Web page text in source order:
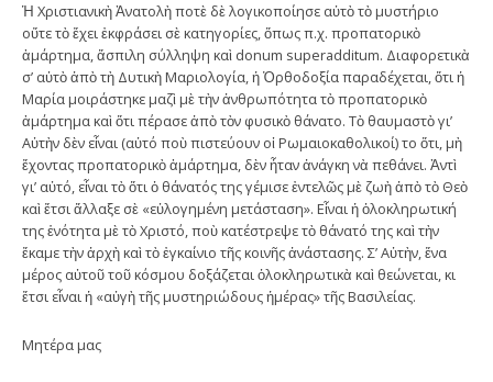
Ἡ Χριστιανικὴ Ἀνατολὴ ποτὲ δὲ λογικοποίησε αὐτὸ τὸ μυστήριο
οὔτε τὸ ἔχει ἐκφράσει σὲ κατηγορίες, ὅπως π.χ. προπατορικὸ
ἁμάρτημα, ἄσπιλη σύλληψη καὶ donum superadditum. Διαφορετικὰ
σ’ αὐτὸ ἀπὸ τὴ Δυτικὴ Μαριολογία, ἡ Ὀρθοδοξία παραδέχεται, ὅτι ἡ
Μαρία μοιράστηκε μαζὶ μὲ τὴν ἀνθρωπότητα τὸ προπατορικὸ
ἁμάρτημα καὶ ὅτι πέρασε ἀπὸ τὸν φυσικὸ θάνατο. Τὸ θαυμαστὸ γι’
Αὐτὴν δὲν εἶναι (αὐτό ποὺ πιστεύουν οἱ Ρωμαιοκαθολικοί) το ὅτι, μὴ
ἔχοντας προπατορικὸ ἁμάρτημα, δὲν ἦταν ἀνάγκη νὰ πεθάνει. Ἀντὶ
γι’ αὐτό, εἶναι τὸ ὅτι ὁ θάνατός της γέμισε ἐντελῶς μὲ ζωὴ ἀπὸ τὸ Θεὸ
καὶ ἔτσι ἄλλαξε σὲ «εὐλογημένη μετάσταση». Εἶναι ἡ ὁλοκληρωτική
της ἑνότητα μὲ τὸ Χριστό, ποὺ κατέστρεψε τὸ θάνατό της καὶ τὴν
ἔκαμε τὴν ἀρχὴ καὶ τὸ ἐγκαίνιο τῆς κοινῆς ἀνάστασης. Σ’ Αὐτὴν, ἕνα
μέρος αὐτοῦ τοῦ κόσμου δοξάζεται ὁλοκληρωτικὰ καὶ θεώνεται, κι
ἔτσι εἶναι ἡ «αὐγὴ τῆς μυστηριώδους ἡμέρας» τῆς Βασιλείας.
Μητέρα μας